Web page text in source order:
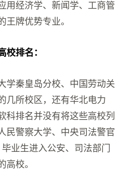
用经济学、新闻学、工商管
王牌优势专业。
校排名：
学秦皇岛分校、中国劳动关
几所校区，还有华北电力
科排名并没有将这些高校列
民警察大学、中央司法警官
业生进入公安、司法部门
高校。